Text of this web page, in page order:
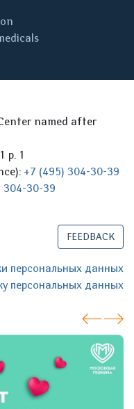
named after
p. 1
+7 (495) 304-30-39
304-30-39
FEEDBACK
персональных данных
персональных данных